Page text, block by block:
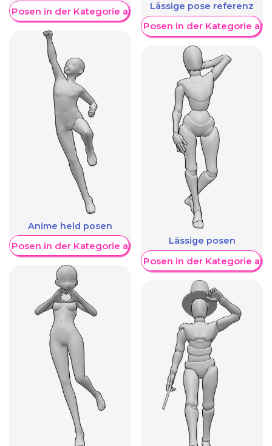
Posen in der Kategorie anzeigen
Anime held posen
Posen in der Kategorie anzeigen
Lässige pose referenz
Weitere Posen in der Kategorie
Lässige posen
Weitere Posen in der Kategorie